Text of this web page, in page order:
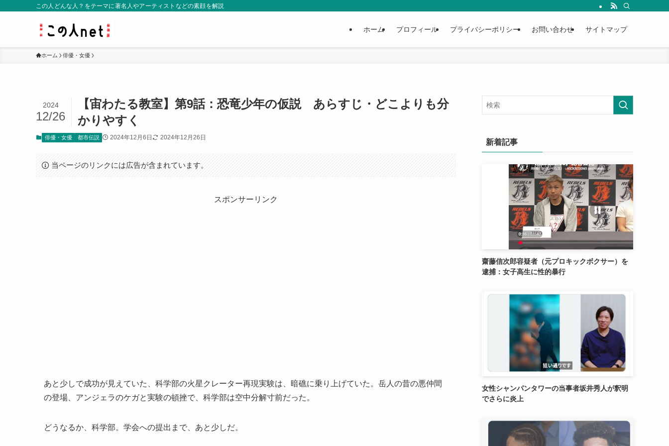
この人どんな人？をテーマに著名人やアーティストなどの素顔を解説
ホーム プロフィール プライバシーポリシー お問い合わせ サイトマップ
ホーム 俳優・女優
【宙わたる教室】第9話：恐竜少年の仮説 あらすじ・どこよりも分
かりやすく
2024
12/26
俳優・女優 都市伝説 2024年12月6日 2024年12月26日
当ページのリンクには広告が含まれています。
スポンサーリンク
あと少しで成功が見えていた、科学部の火星クレーター再現実験は、暗礁に乗り上げていた。岳人の昔の悪仲間
の登場、アンジェラのケガと実験の頓挫で、科学部は空中分解寸前だった。
どうなるか、科学部。学会への提出まで、あと少しだ。
新着記事
齋藤信次郎容疑者（元プロキックボクサー）を
逮捕：女子高生に性的暴行
女性シャンパンタワーの当事者坂井秀人が釈明
でさらに炎上